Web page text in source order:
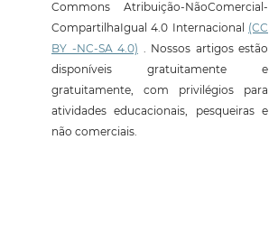
Commons Atribuição-NãoComercial-
CompartilhaIgual 4.0 Internacional (CC
BY -NC-SA 4.0) . Nossos artigos estão
disponíveis gratuitamente e
gratuitamente, com privilégios para
atividades educacionais, pesqueiras e
não comerciais.